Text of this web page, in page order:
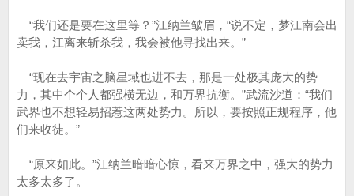
“我们还是要在这里等？”江纳兰皱眉，“说不定，梦江南会出
卖我，江离来斩杀我，我会被他寻找出来。”
“现在去宇宙之脑星域也进不去，那是一处极其庞大的势
力，其中个个人都强横无边，和万界抗衡。”武流沙道：“我们
武界也不想轻易招惹这两处势力。所以，要按照正规程序，他
们来收徒。”
“原来如此。”江纳兰暗暗心惊，看来万界之中，强大的势力
太多太多了。